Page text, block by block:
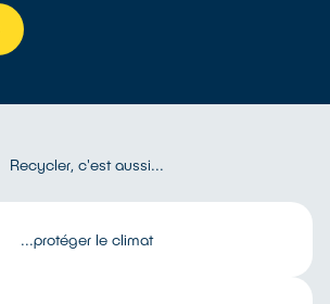
Recycler, c'est aussi...
...protéger le climat